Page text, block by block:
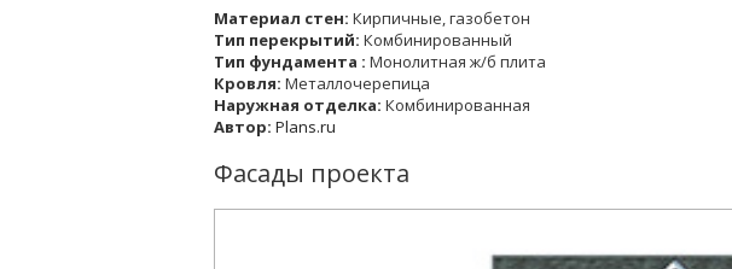
Материал стен: Кирпичные, газобетон
Тип перекрытий: Комбинированный
Тип фундамента : Монолитная ж/б плита
Кровля: Металлочерепица
Наружная отделка: Комбинированная
Автор: Plans.ru
Фасады проекта